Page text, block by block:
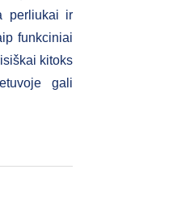
perliukai ir
funkciniai
kitoks
gali